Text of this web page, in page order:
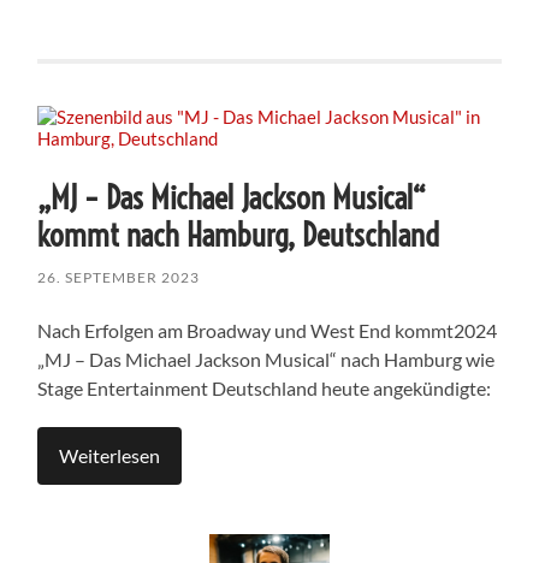
„MJ – Das Michael Jackson Musical“
kommt nach Hamburg, Deutschland
26. SEPTEMBER 2023
Nach Erfolgen am Broadway und West End kommt2024
„MJ – Das Michael Jackson Musical“ nach Hamburg wie
Stage Entertainment Deutschland heute angekündigte:
Weiterlesen